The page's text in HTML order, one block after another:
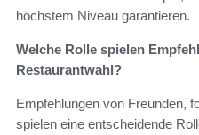
höchstem Niveau garantieren.
Welche Rolle spielen
Restaurantwahl?
Empfehlungen von Freunden,
spielen eine entscheidende